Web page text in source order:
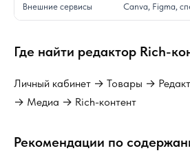
Внешние сервисы Canva, Figma,
Где найти редактор Rich-
Личный кабинет → Товары →
→ Медиа → Rich-контент
Рекомендации по